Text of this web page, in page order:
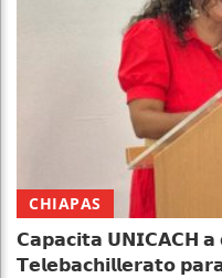
CHIAPAS
𝗖𝗮𝗽𝗮𝗰𝗶𝘁𝗮 𝗨𝗡𝗜𝗖𝗔𝗖𝗛 𝗮
𝗧𝗲𝗹𝗲𝗯𝗮𝗰𝗵𝗶𝗹𝗹𝗲𝗿𝗮𝘁𝗼